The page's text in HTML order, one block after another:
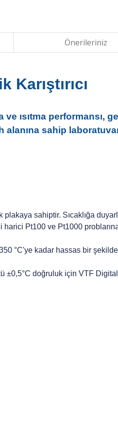
Önerileriniz
Karıştırıcı
ve ısıtma
alanına sahip
sahiptir. Sıcaklığa
harici Pt100 ve Pt1000
°C'ye kadar hassas bir şekilde
doğruluk için VTF Digital'i